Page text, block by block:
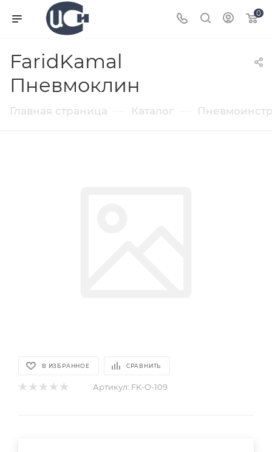
0
FaridKamal
Пневмоклин
Главная страница Каталог
В ИЗБРАННОЕ СРАВНИТЬ
Артикул: FK-O-109